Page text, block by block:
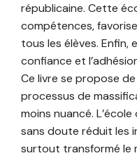
républicaine. Cette
compétences,
tous les élèves. Enfin,
confiance et
Ce livre se propose
processus de
moins nuancé.
sans doute réduit les
surtout transformé le